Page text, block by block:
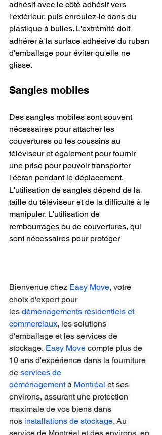
adhésif avec le côté adhésif vers
l'extérieur, puis enroulez-le dans du
plastique à bulles. L'extrémité doit
adhérer à la surface adhésive du ruban
d'emballage pour éviter qu'elle ne
glisse.
Sangles mobiles
Des sangles mobiles sont souvent
nécessaires pour attacher les
couvertures ou les coussins au
téléviseur et également pour fournir
une prise pour pouvoir transporter
l'écran pendant le déplacement.
L'utilisation de sangles dépend de la
taille du téléviseur et de la difficulté à le
manipuler. L'utilisation de
rembourrages ou de couvertures, qui
sont nécessaires pour protéger
Bienvenue chez Easy Move, votre
choix d'expert pour
les déménagements résidentiels et
commerciaux, les solutions
d'emballage et les services de
stockage. Easy Move compte plus de
10 ans d'expérience dans la fourniture
de services de
déménagement à Montréal et ses
environs, assurant une protection
maximale de vos biens dans
nos installations de stockage. Au